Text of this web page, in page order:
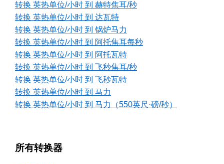
转换 英热单位/小时 到 赫特焦耳/秒
转换 英热单位/小时 到 达瓦特
转换 英热单位/小时 到 锅炉马力
转换 英热单位/小时 到 阿托焦耳每秒
转换 英热单位/小时 到 阿托瓦特
转换 英热单位/小时 到 飞秒焦耳/秒
转换 英热单位/小时 到 飞秒瓦特
转换 英热单位/小时 到 马力
转换 英热单位/小时 到 马力（550英尺·磅/秒）
所有转换器